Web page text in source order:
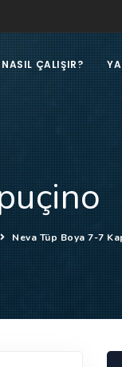
ÇALIŞIR?
Neva Tüp Boya 7-7